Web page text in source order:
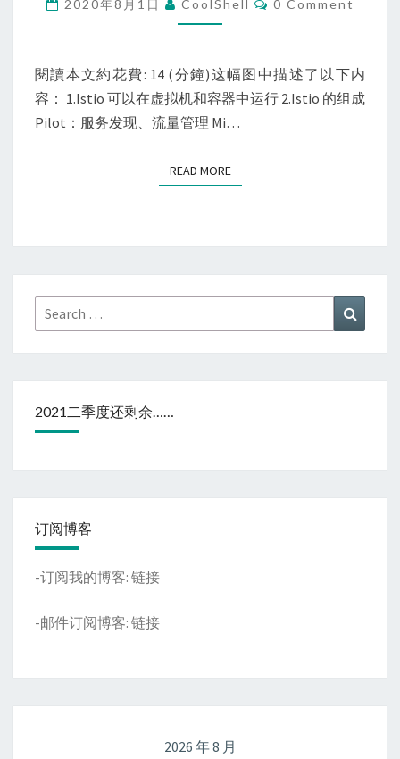
格
践
指
南
习
2020年8月1日 CoolShell 0 Comment
閱讀本文約花費: 14 (分鐘)这幅图中描述了以下内
容： 1.Istio 可以在虚拟机和容器中运行 2.Istio 的组成
Pilot：服务发现、流量管理 Mi…
READ MOREREAD MORE
Search
for:
2021二季度还剩余……
订阅博客
-订阅我的博客: 链接
-邮件订阅博客: 链接
2026 年 8 月